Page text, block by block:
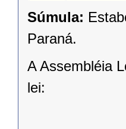
Súmula:
Paraná.
A Assembléia
lei: